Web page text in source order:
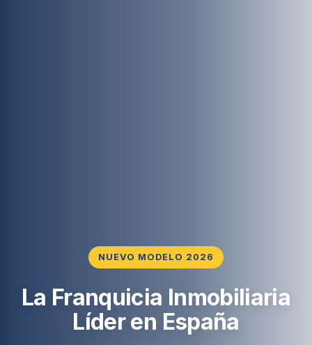
NUEVO MODELO 2026
La Franquicia Inmobiliaria
Líder en España